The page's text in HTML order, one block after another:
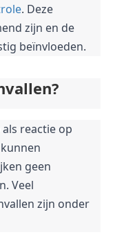
. Deze
zijn en de
beïnvloeden.
reactie op
geen
Veel
zijn onder